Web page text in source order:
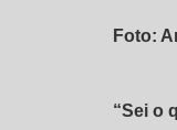
Foto:
“Sei o